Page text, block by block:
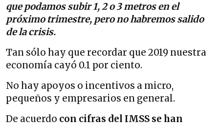
que podamos subir 1, 2 o 3 metros en el
próximo trimestre, pero no habremos salido
de la crisis.
Tan sólo hay que recordar que 2019 nuestra
economía cayó 0.1 por ciento.
No hay apoyos o incentivos a micro,
pequeños y empresarios en general.
De acuerdo con cifras del IMSS se han